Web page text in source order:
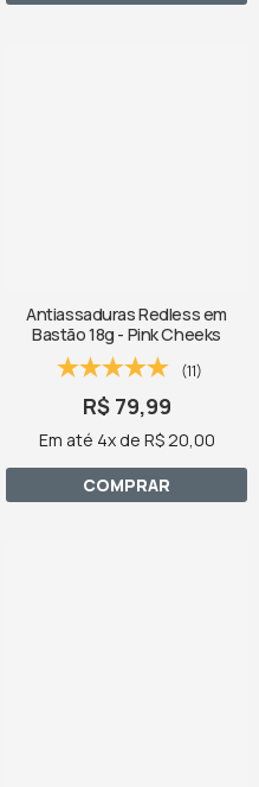
Antiassaduras Redless em
Bastão 18g - Pink Cheeks
(11)
R$ 79,99
Em até 4x de R$ 20,00
COMPRAR